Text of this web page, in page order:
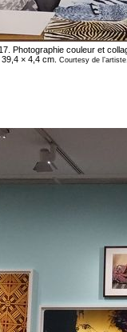
Photographie couleur et
× 4,4 cm. Courtesy de